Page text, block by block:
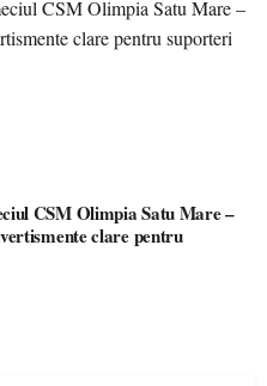
CSM Olimpia Satu Mare –
clare pentru